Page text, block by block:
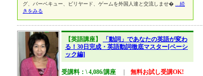
グ、バーベキュー、ビリヤード、ゲームを外国人達と交流しませ�
...続
きをみる
【英語講座】
「動詞」であなたの英語が変わ
る！30日完成・英語動詞徹底マスター[ベーシ
ック編]
受講料：\ 4,086/講座
無料お試し受講OK!